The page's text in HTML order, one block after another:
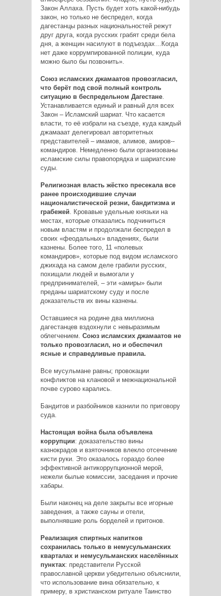
Закон Аллаха. Пусть будет хоть какой­-нибудь
закон, но только не беспредел, когда
дагестанцы разных национальностей режут
друг друга, когда русских грабят среди бела
дня, а женщин насилуют в подъездах…Когда
нет даже коррумпированной полиции, куда
можно было бы позвонить».
Союз исламских джамаатов провозгласил,
что берёт под свой полный контроль
ситуацию в беспредельном Дагестане.
Устанавливается единый и равный для всех
Закон – Исламский шариат. Что касается
власти, то её избрали на съезде, куда каждый
джамааат делегировал авторитетных
представителей – имамов, алимов, амиров-­
командиров. Немедленно были организованы
исламские силы правопорядка и шариатские
суды.
Религиозная власть жёстко пресекала все
ранее происходившие случаи
националистической резни, бандитизма и
грабежей. Кровавые удельные князьки на
местах, которые отказались подчиниться
новым властям и продолжали беспредел в
своих «феодальных» владениях, были
казнены. Более того, 11 «полевых
командиров», которые под видом исламского
джихада на самом деле грабили русских,
похищали людей и вымогали у
предпринимателей, – эти «амиры» были
преданы шариатскому суду и после
доказательств их вины казнены.
Оставшиеся на родине два миллиона
дагестанцев вздохнули с невыразимым
облегчением. Союз исламских джамаатов не
только провозгласил, но и обеспечил
ясные и справедливые правила.
Все мусульмане равны; провокации
конфликтов на клановой и межнациональной
почве сурово карались.
Бандитов и разбойников казнили по приговору
суда.
Настоящая война была объявлена
коррупции: доказательство вины
казнокрадов и взяточников влекло отсечение
кисти руки. Это оказалось гораздо более
эффективной антикоррупционной мерой,
нежели былые комиссии, заседания и прочие
хабары.
Были наконец на деле закрыты все игорные
заведения, а также сауны и отели,
выполнявшие роль борделей и притонов.
Реализация спиртных напитков
сохранилась только в немусульманских
кварталах и немусульманских населённых
пунктах: представители Русской
православной церкви убедительно объяснили,
что использование вина обязательно, к
примеру, в христианском ритуале Таинство